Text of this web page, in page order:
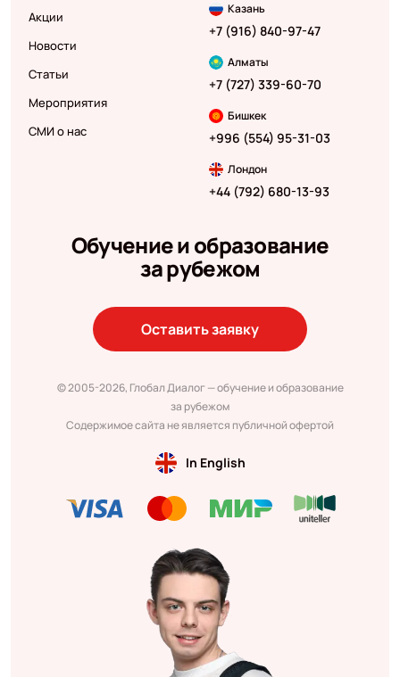
Акции
Новости
Статьи
Мероприятия
СМИ о нас
Казань
+7 (916) 840-97-47
Алматы
+7 (727) 339-60-70
Бишкек
+996 (554) 95-31-03
Лондон
+44 (792) 680-13-93
Обучение и образование
за рубежом
Оставить заявку
© 2005-2026, Глобал Диалог — обучение и образование
за рубежом
Содержимое сайта не является публичной офертой
In English